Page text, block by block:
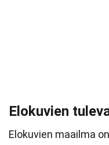
Elokuvien
Elokuvien maailma